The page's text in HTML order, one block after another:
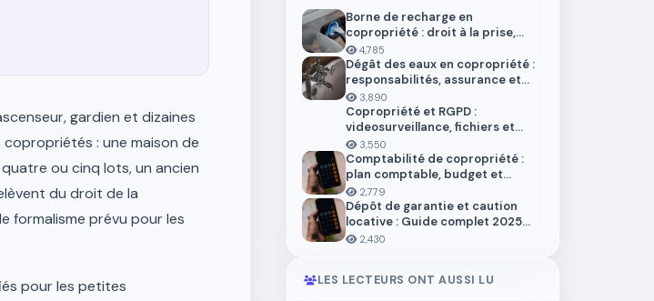
gardien et dizaines
: une maison de
ou cinq lots, un ancien
du droit de la
formalisme prévu pour les
pour les petites
Borne de recharge en
copropriété : droit à la prise,
installation et aides en 2026
4,785
Dégât des eaux en copropriété :
responsabilités, assurance et
démarches
3,890
Copropriété et RGPD :
videosurveillance, fichiers et
donnees personnelles
3,550
Comptabilité de copropriété :
plan comptable, budget et
trésorerie 2026
2,779
Dépôt de garantie et caution
locative : Guide complet 2025
pour locataires et propriétaires
2,430
LES LECTEURS ONT AUSSI LU